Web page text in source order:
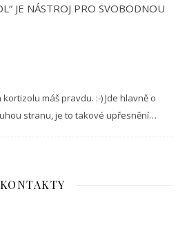
JE NÁSTROJ PRO SVOBODNOU
kortizolu máš pravdu. :-) Jde hlavně o
stranu, je to takové upřesnění…
KONTAKTY